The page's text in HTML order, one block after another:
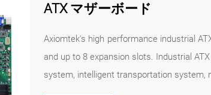
ATX マザーボード
Axiomtek's high performance industrial
and up to 8 expansion slots. Industrial
system, intelligent transportation system,